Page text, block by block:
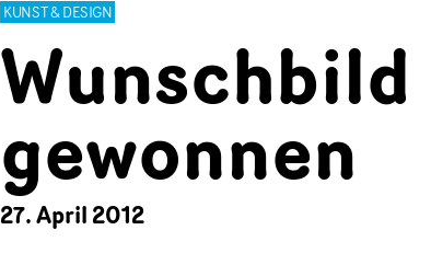
KUNST & DESIGN
Wunschbild
gewonnen
27. April 2012